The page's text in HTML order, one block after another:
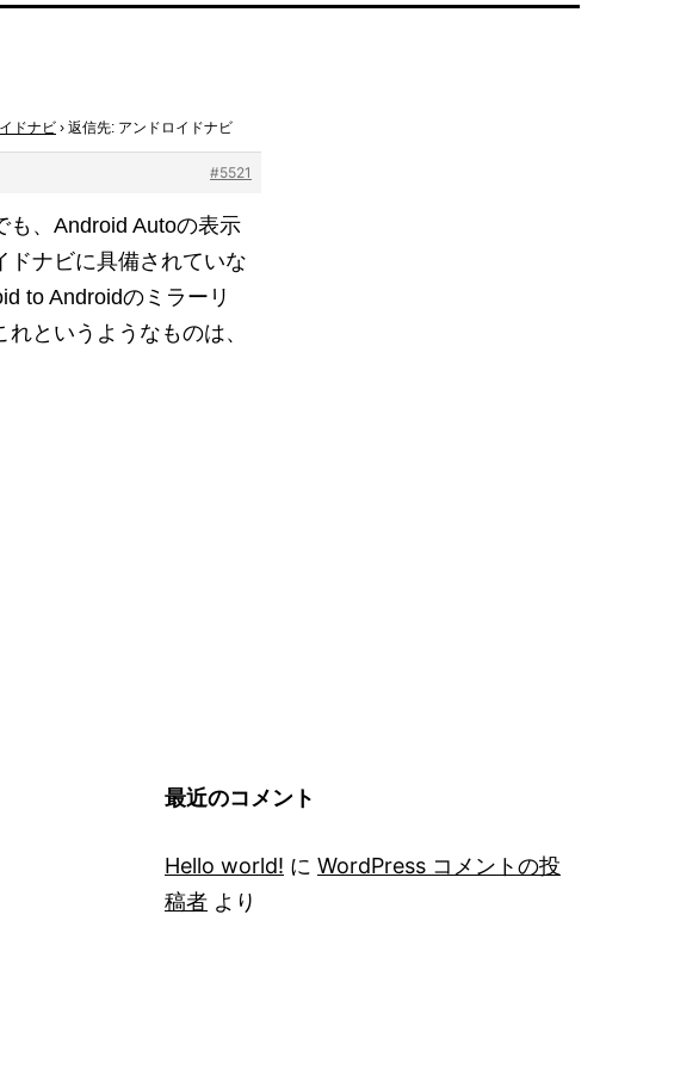
ドナビ › 返信先: アンドロイドナビ
#5521
も、Android Autoの表示
ドナビに具備されていな
to Androidのミラーリ
というようなものは、
最近のコメント
Hello world! に WordPress コメントの投
稿者 より